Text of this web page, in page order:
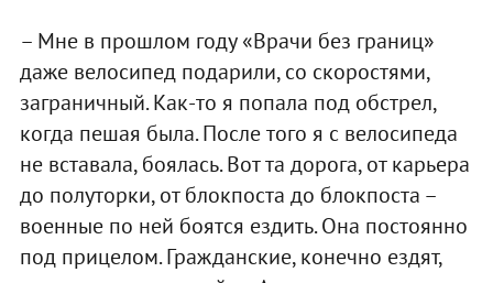
– Мне в прошлом году «Врачи без границ»
даже велосипед подарили, со скоростями,
заграничный. Как-то я попала под обстрел,
когда пешая была. После того я с велосипеда
не вставала, боялась. Вот та дорога, от карьера
до полуторки, от блокпоста до блокпоста –
военные по ней боятся ездить. Она постоянно
под прицелом. Гражданские, конечно ездят,